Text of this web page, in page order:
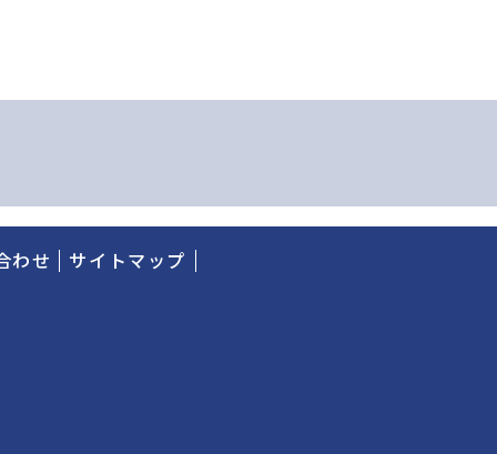
わせ サイトマップ